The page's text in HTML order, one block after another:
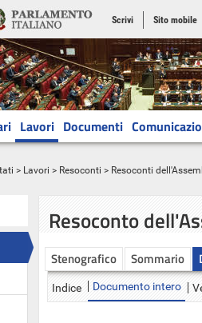
Scrivi Sito mobile
Lavori Documenti
> Lavori > Resoconti > Resoconti
Resoconto
Stenografico Sommario
Indice Documento intero